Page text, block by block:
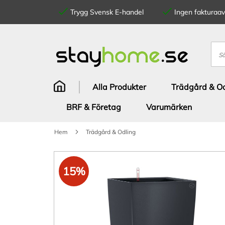
Trygg Svensk E-handel Ingen
innehållet
Sök
Alla Produkter Trädgård &
BRF & Företag
Varumärken
Hem Trädgård & Odling
Hoppa
till
slutet15%